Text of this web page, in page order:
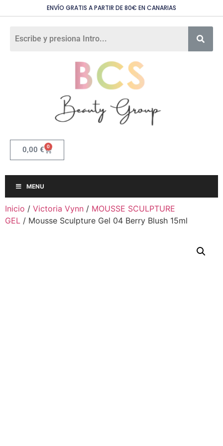
ENVÍO GRATIS A PARTIR DE 80€ EN CANARIAS
0,00 € 0
MENU
Inicio / Victoria Vynn / MOUSSE SCULPTURE
GEL / Mousse Sculpture Gel 04 Berry Blush 15ml